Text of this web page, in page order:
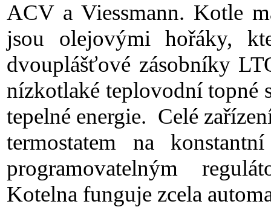
ACV a Viessmann. Kotle
jsou olejovými hořáky,
dvouplášťové zásobníky
nízkotlaké teplovodní topné
tepelné energie. Celé
termostatem na
programovatelným
Kotelna funguje zcela